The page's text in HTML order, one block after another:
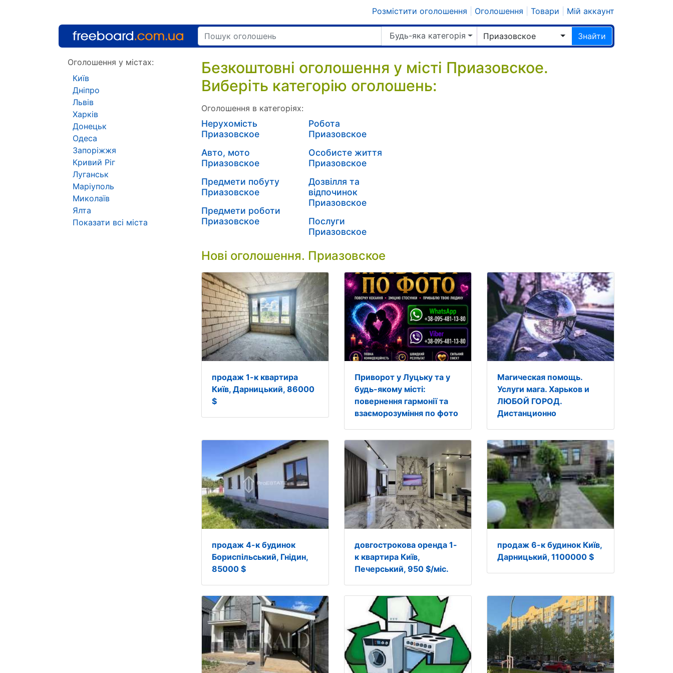
Розмістити оголошення Оголошення Товари Мій аккаунт
Будь-яка категорія Приазовское Знайти
Безкоштовні оголошення у місті Приазовское.
Виберіть категорію оголошень:
Оголошення в категоріях:
Нерухомість
Приазовское
Авто, мото
Приазовское
Предмети побуту
Приазовское
Предмети роботи
Приазовское
Робота
Приазовское
Особисте життя
Приазовское
Дозвілля та
відпочинок
Приазовское
Послуги
Приазовское
Нові оголошення. Приазовское
продаж 1-к квартира
Київ, Дарницький, 86000
$
Приворот у Луцьку та у
будь-якому місті:
повернення гармонії та
взаєморозуміння по фото
Магическая помощь.
Услуги мага. Харьков и
ЛЮБОЙ ГОРОД.
Дистанционно
продаж 4-к будинок
Бориспільський, Гнідин,
85000 $
довгострокова оренда 1-
к квартира Київ,
Печерський, 950 $/міс.
продаж 6-к будинок Київ,
Дарницький, 1100000 $
Оголошення у містах:
Київ
Дніпро
Львів
Харків
Донецьк
Одеса
Запоріжжя
Кривий Ріг
Луганськ
Маріуполь
Миколаїв
Ялта
Показати всі міста